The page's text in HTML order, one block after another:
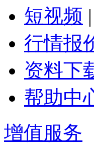
短视频 |
行情报
资料下
帮助中
增值服务